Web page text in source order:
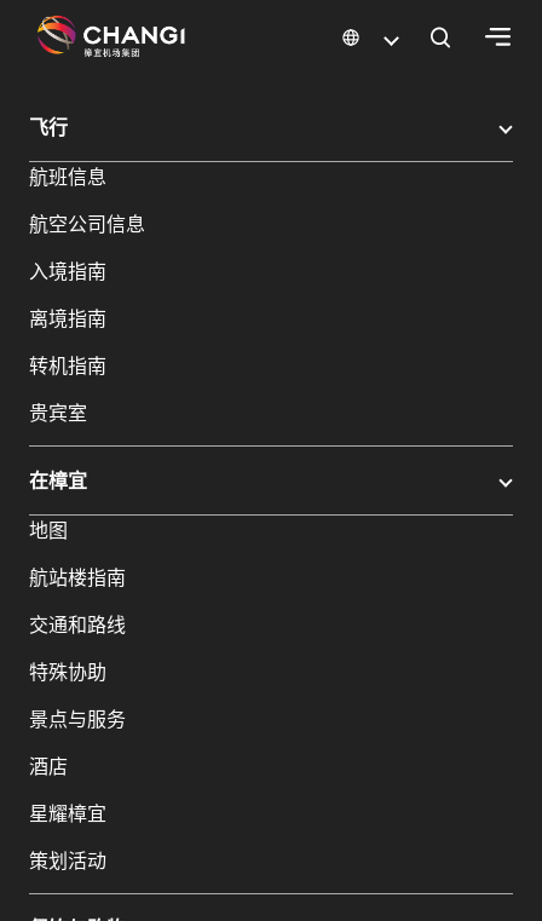
有
宜
网
选
语
言:
樟宜机场 樟宜机场餐饮与购物 樟宜机场购物指南 购物详情
飞行
航班信息
航空公司信息
入境指南
离境指南
转机指南
贵宾室
在樟宜
地图
航站楼指南
交通和路线
特殊协助
景点与服务
酒店
星耀樟宜
策划活动